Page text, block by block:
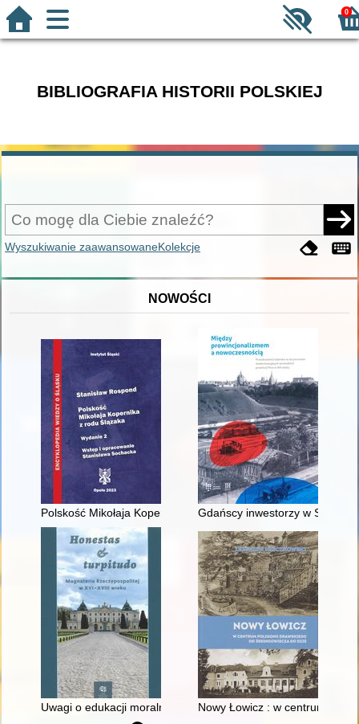
0
BIBLIOGRAFIA HISTORII POLSKIEJ
Wyszukiwanie zaawansowaneKolekcje
NOWOŚCI
Polskość Mikołaja Kopernika z rodu Ślązaka
Gdańscy inwestorzy w
Uwagi o edukacji moralnej synów szlacheckich w XVI-
Nowy Łowicz : w centrum